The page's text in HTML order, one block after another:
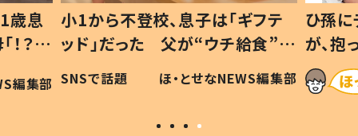
歳息
？」
編集部
小1から不登校、息子は「ギフテ
ッド」だった 父が“ウチ給食”を
作り続ける理由とは #令和の親
#令和の子
SNSで話題 ほ・とせなNEWS編集部
ひ孫
が、
「涙が
い」